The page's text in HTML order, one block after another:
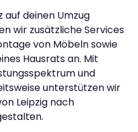
auf deinen Umzug
wir zusätzliche Services
von Möbeln sowie
Hausrats an. Mit
und
unterstützen wir
Leipzig nach